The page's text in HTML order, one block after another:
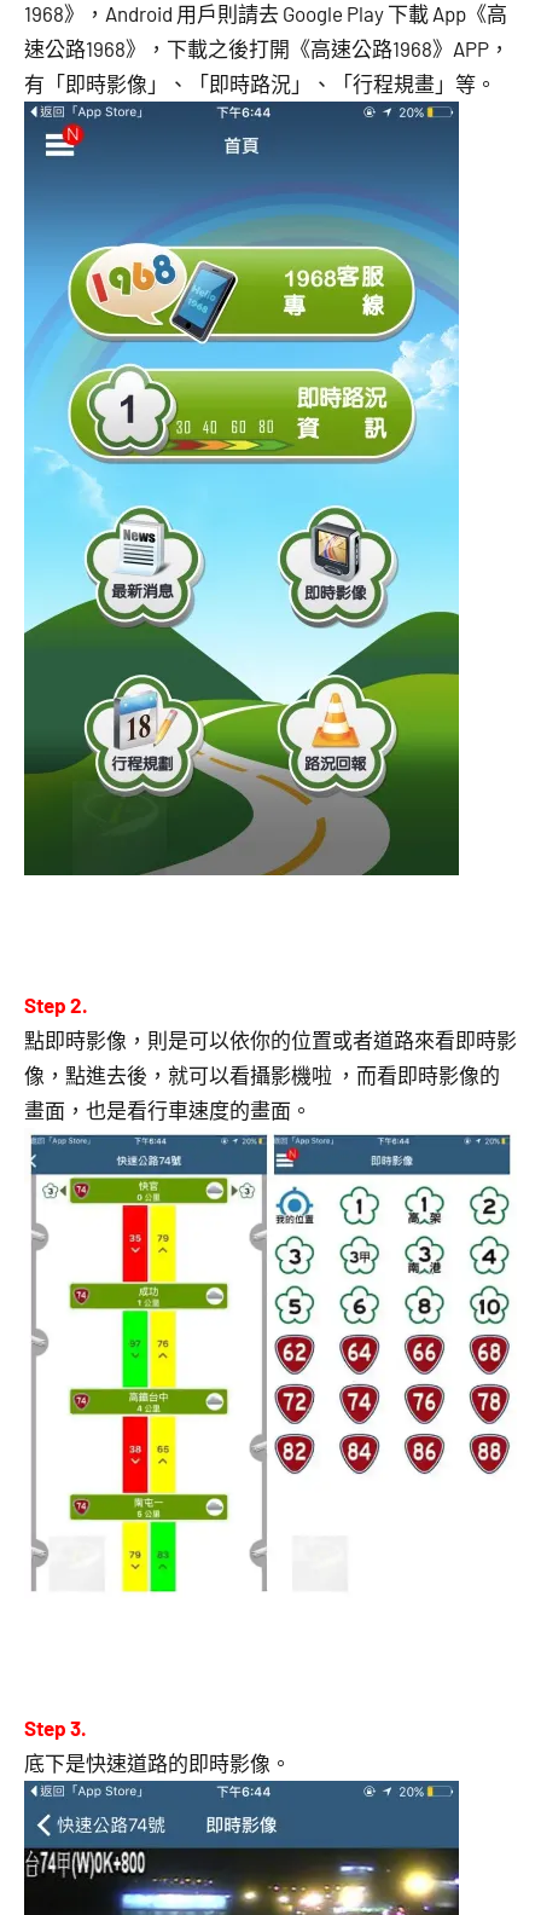
1968》，Android 用戶則請去 Google Play 下載 App《高
速公路1968》，下載之後打開《高速公路1968》APP，
有「即時影像」、「即時路況」、「行程規畫」等。
Step 2.
點即時影像，則是可以依你的位置或者道路來看即時影
像，點進去後，就可以看攝影機啦 ，而看即時影像的
畫面，也是看行車速度的畫面。
Step 3.
底下是快速道路的即時影像。